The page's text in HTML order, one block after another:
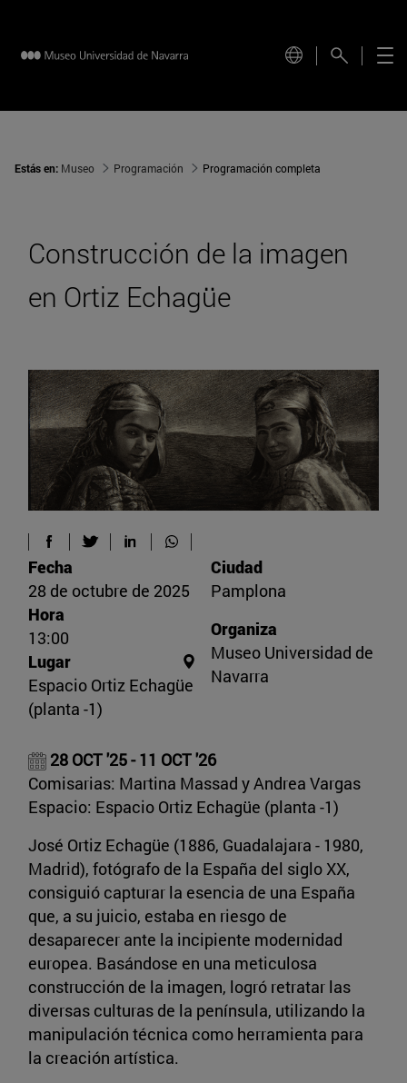
Estás en: Museo Programación Programación completa
Construcción de la imagen
en Ortiz Echagüe
28 OCT '25 - 11 OCT '26
Comisarias: Martina Massad y Andrea Vargas
Espacio: Espacio Ortiz Echagüe (planta -1)
José Ortiz Echagüe (1886, Guadalajara - 1980,
Madrid), fotógrafo de la España del siglo XX,
consiguió capturar la esencia de una España
que, a su juicio, estaba en riesgo de
desaparecer ante la incipiente modernidad
europea. Basándose en una meticulosa
construcción de la imagen, logró retratar las
diversas culturas de la península, utilizando la
manipulación técnica como herramienta para
la creación artística.
Fecha
28 de octubre de 2025
Hora
13:00
Lugar
Espacio Ortiz Echagüe
(planta -1)
Ciudad
Pamplona
Organiza
Museo Universidad de
Navarra